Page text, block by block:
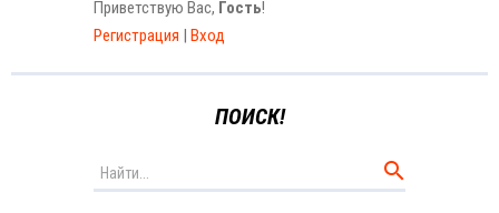
Приветствую Вас, Гость!
Регистрация | Вход
ПОИСК!